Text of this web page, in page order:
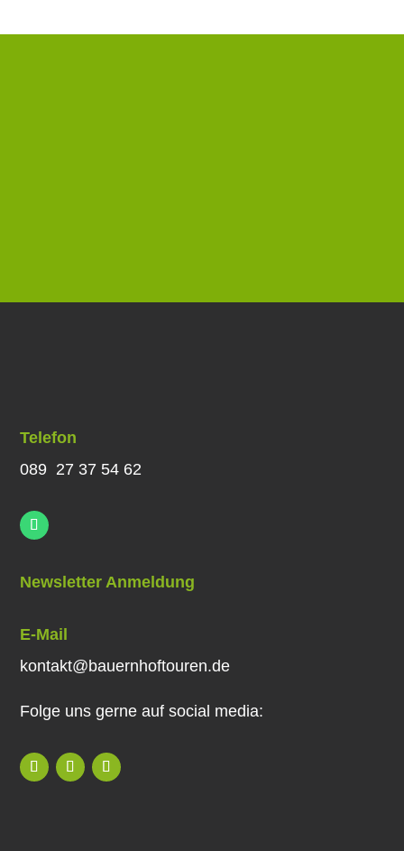
Telefon
089 27 37 54 62
Newsletter Anmeldung
E-Mail
kontakt@bauernhoftouren.de
Folge uns gerne auf social media: